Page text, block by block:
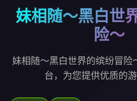
妹相随～黑白世
险～
妹相随～黑白世界的缤纷冒险
台，为您提供优质的游